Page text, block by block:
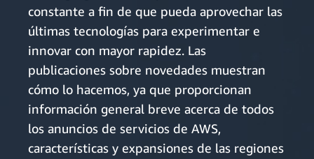
constante a fin de que pueda aprovechar las
últimas tecnologías para experimentar e
innovar con mayor rapidez. Las
publicaciones sobre novedades muestran
cómo lo hacemos, ya que proporcionan
información general breve acerca de todos
los anuncios de servicios de AWS,
características y expansiones de las regiones